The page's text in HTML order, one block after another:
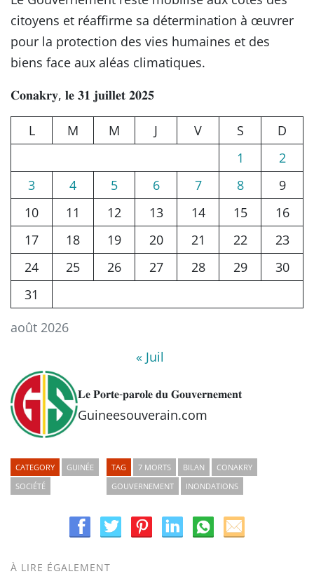
citoyens et réaffirme sa détermination à œuvrer
pour la protection des vies humaines et des
biens face aux aléas climatiques.
𝐂𝐨𝐧𝐚𝐤𝐫𝐲, 𝐥𝐞 𝟑𝟏 𝐣𝐮𝐢𝐥𝐥𝐞𝐭 𝟐𝟎𝟐𝟓
août 2026
L M M J V S
D
1
2
3
4 5 6 7 8
9
10
11 12 13 14 15
16
17
18 19 20 21 22
23
24
25 26 27 28 29
30
31
« Juil
𝐋𝐞 𝐏𝐨𝐫𝐭𝐞-𝐩𝐚𝐫𝐨𝐥𝐞 𝐝𝐮 𝐆𝐨𝐮𝐯𝐞𝐫𝐧𝐞𝐦𝐞𝐧𝐭
Guineesouverain.com
CATEGORY
GUINÉE
SOCIÉTÉ
TAG 7 MORTS BILAN
CONAKRY
GOUVERNEMENT
INONDATIONS
À LIRE ÉGALEMENT